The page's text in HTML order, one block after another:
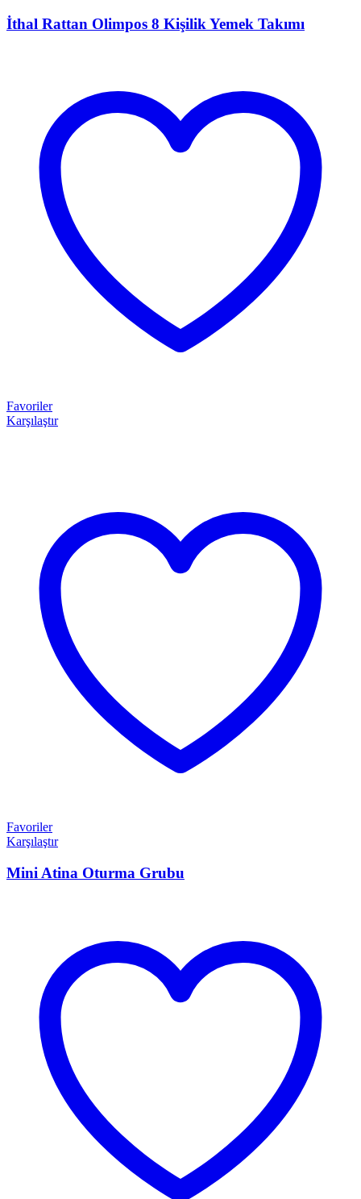
İthal Rattan Olimpos 8 Kişilik Yemek Takımı
Favoriler
Karşılaştır
Favoriler
Karşılaştır
Mini Atina Oturma Grubu